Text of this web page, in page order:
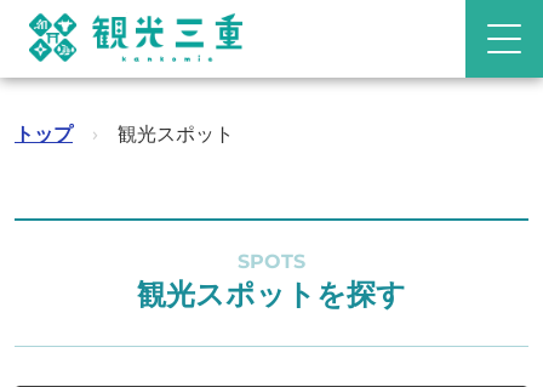
トップ › 観光スポット
SPOTS
観光スポットを探す